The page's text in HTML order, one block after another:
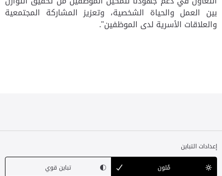
بين العمل والحياة الشخصية، وتعزيز المشاركة المجتمعية
والعلاقات الأسرية لدى الموظفين".
إعدادات التباين
مُلون
تباين قوي